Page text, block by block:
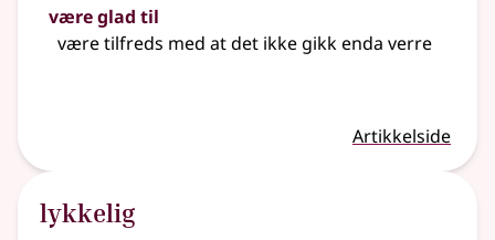
være glad til
være tilfreds med at det ikke gikk enda verre
Artikkelside
lykkelig